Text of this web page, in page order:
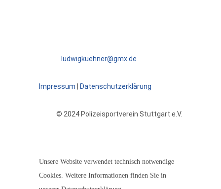
ludwigkuehner@gmx.de
Impressum Datenschutzerklärung
© 2024 Polizeisportverein Stuttgart e.V.
Unsere Website verwendet technisch notwendige
Cookies. Weitere Informationen finden Sie in